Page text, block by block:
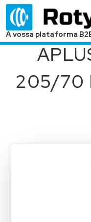
A vossa plataforma
205/70